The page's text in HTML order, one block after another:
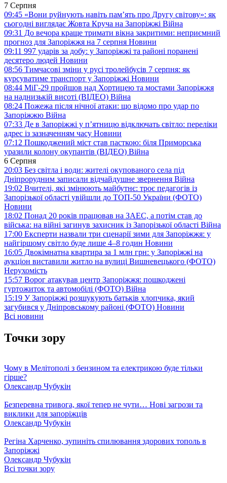
7 Серпня
09:45 «Вони руйнують навіть пам’ять про Другу світову»: як
сьогодні виглядає Жовта Круча на Запоріжжі Війна
09:31 До вечора краще тримати вікна закритими: неприємний
прогноз для Запоріжжя на 7 серпня Новини
09:11 997 ударів за добу: у Запоріжжі та районі поранені
десятеро людей Новини
08:56 Тимчасові зміни у русі тролейбусів 7 серпня: як
курсуватиме транспорт у Запоріжжі Новини
08:44 МіГ-29 пройшов над Хортицею та мостами Запоріжжя
на наднизькій висоті (ВІДЕО) Війна
08:24 Пожежа після нічної атаки: що відомо про удар по
Запоріжжю Війна
07:33 Де в Запоріжжі у п’ятницю відключать світло: переліки
адрес із зазначенням часу Новини
07:12 Пошкоджений міст став пасткою: біля Приморська
уразили колону окупантів (ВІДЕО) Війна
6 Серпня
20:03 Без світла і води: жителі окупованого села під
Дніпрорудним записали відчайдушне звернення Війна
19:02 Вчителі, які змінюють майбутнє: троє педагогів із
Запорізької області увійшли до ТОП-50 України (ФОТО)
Новини
18:02 Понад 20 років працював на ЗАЕС, а потім став до
війська: на війні загинув захисник із Запорізької області Війна
17:00 Експерти назвали три сценарії зими для Запоріжжя: у
найгіршому світло буде лише 4–8 годин Новини
16:05 Двокімнатна квартира за 1 млн грн: у Запоріжжі на
аукціон виставили житло на вулиці Вишневецького (ФОТО)
Нерухомість
15:57 Ворог атакував центр Запоріжжя: пошкоджені
гуртожиток та автомобілі (ФОТО) Війна
15:19 У Запоріжжі розшукують батьків хлопчика, який
загубився у Дніпровському районі (ФОТО) Новини
Всі новини
Точки зору
Чому в Мелітополі з бензином та електрикою буде тільки
гірше?
Олександр Чубукін
Безперевна тривога, якої тепер не чути… Нові загрози та
виклики для запоріжців
Олександр Чубукін
Регіна Харченко, зупиніть спилювання здорових тополь в
Запоріжжі
Олександр Чубукін
Всі точки зору